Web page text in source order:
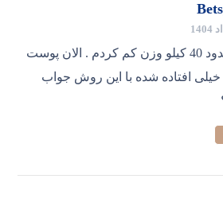
من حدود 40 کیلو وزن کم کردم . الان پوست
خیلی افتاده شده با این روش جواب